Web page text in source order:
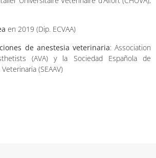
en 2019 (Dip. ECVAA)
de anestesia veterinaria: Association
(AVA) y la Sociedad Española de
(SEAAV)